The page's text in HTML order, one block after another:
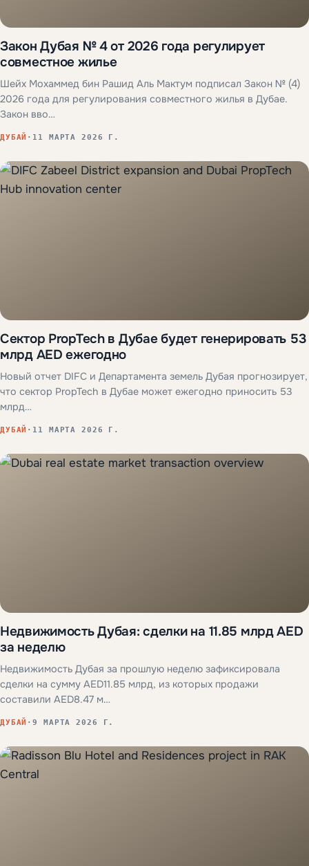
Закон Дубая № 4 от 2026 года регулирует
совместное жилье
Шейх Мохаммед бин Рашид Аль Мактум подписал Закон № (4)
2026 года для регулирования совместного жилья в Дубае.
Закон вво…
ДУБАЙ · 11 МАРТА 2026 Г.
Сектор PropTech в Дубае будет генерировать 53
млрд AED ежегодно
Новый отчет DIFC и Департамента земель Дубая прогнозирует,
что сектор PropTech в Дубае может ежегодно приносить 53
млрд…
ДУБАЙ · 11 МАРТА 2026 Г.
Недвижимость Дубая: сделки на 11.85 млрд AED
за неделю
Недвижимость Дубая за прошлую неделю зафиксировала
сделки на сумму AED11.85 млрд, из которых продажи
составили AED8.47 м…
ДУБАЙ ·9 МАРТА 2026 Г.